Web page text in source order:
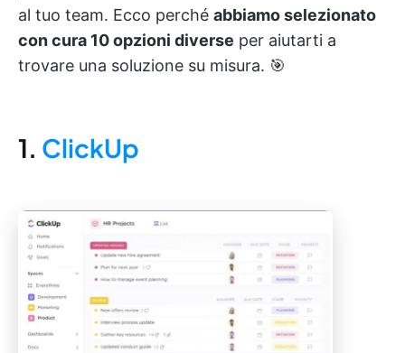
al tuo team. Ecco perché abbiamo selezionato
con cura 10 opzioni diverse per aiutarti a
trovare una soluzione su misura. 🎯
1. ClickUp